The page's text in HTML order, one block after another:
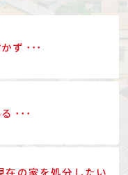
ず ･･･
･･･